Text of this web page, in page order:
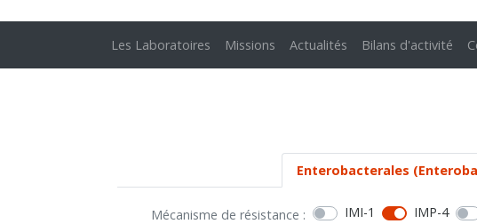
Les Laboratoires Missions Actualités Bilans d'activité
Enterobacterales
Mécanisme de résistance : IMI-1 IMP-4